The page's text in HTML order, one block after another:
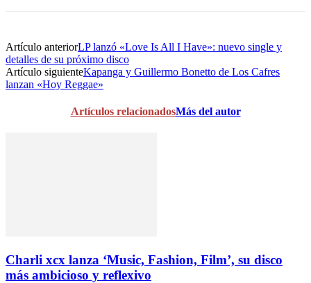
Artículo anteriorLP lanzó «Love Is All I Have»: nuevo single y
detalles de su próximo disco
Artículo siguienteKapanga y Guillermo Bonetto de Los Cafres
lanzan «Hoy Reggae»
Artículos relacionadosMás del autor
Charli xcx lanza ‘Music, Fashion, Film’, su disco
más ambicioso y reflexivo